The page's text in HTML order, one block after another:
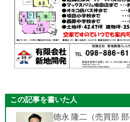
この記事を書いた人
徳永 隆二（売買部 部